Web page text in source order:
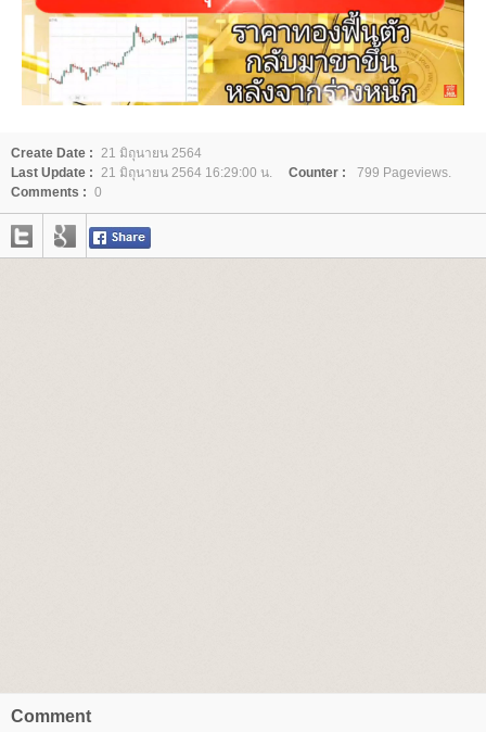
Create Date : 21 มิถุนายน 2564
Last Update : 21 มิถุนายน 2564 16:29:00 น. Counter :
799 Pageviews.
Comments : 0
Comment